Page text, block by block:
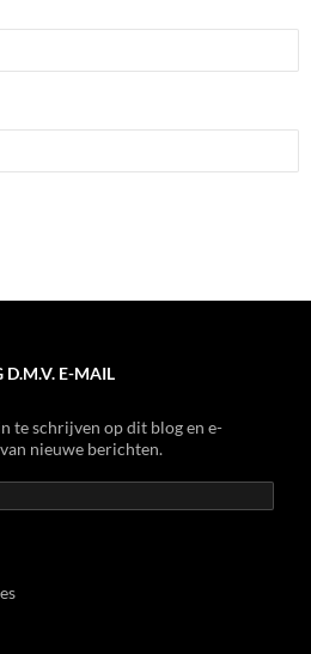
D.M.V. E-MAIL
te schrijven op dit blog en e-
nieuwe berichten.